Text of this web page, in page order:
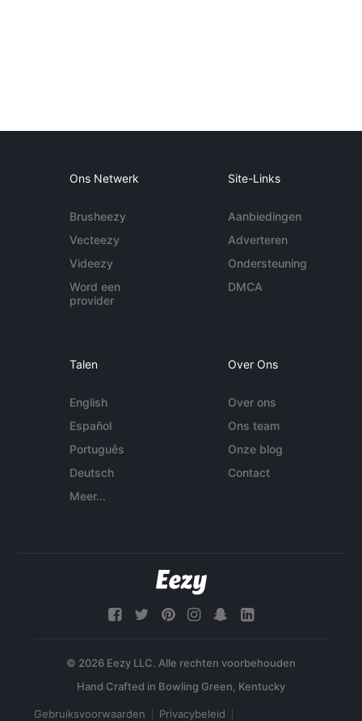
Ons Netwerk
Brusheezy
Vecteezy
Videezy
Word een
provider
Site-Links
Aanbiedingen
Adverteren
Ondersteuning
DMCA
Talen
English
Español
Português
Deutsch
Meer...
Over Ons
Over ons
Ons team
Onze blog
Contact
© 2026 Eezy LLC. Alle rechten voorbehouden
Gebruiksvoorwaarden Privacybeleid